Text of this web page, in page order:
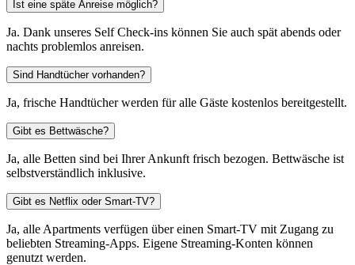
Ist eine späte Anreise möglich?
Ja. Dank unseres Self Check-ins können Sie auch spät abends oder
nachts problemlos anreisen.
Sind Handtücher vorhanden?
Ja, frische Handtücher werden für alle Gäste kostenlos bereitgestellt.
Gibt es Bettwäsche?
Ja, alle Betten sind bei Ihrer Ankunft frisch bezogen. Bettwäsche ist
selbstverständlich inklusive.
Gibt es Netflix oder Smart-TV?
Ja, alle Apartments verfügen über einen Smart-TV mit Zugang zu
beliebten Streaming-Apps. Eigene Streaming-Konten können
genutzt werden.